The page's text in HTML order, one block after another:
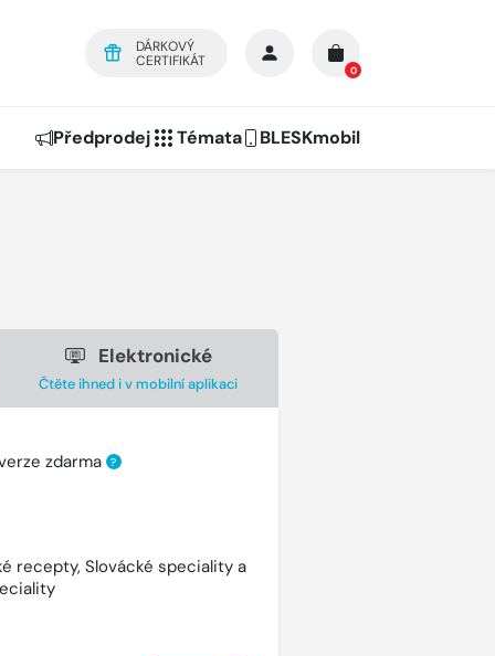
DÁRKOVÝ
CERTIFIKÁT
0
Předprodej Témata BLESKmobil
Elektronické
Čtěte ihned i v mobilní aplikaci
zdarma ?
recepty, Slovácké speciality a